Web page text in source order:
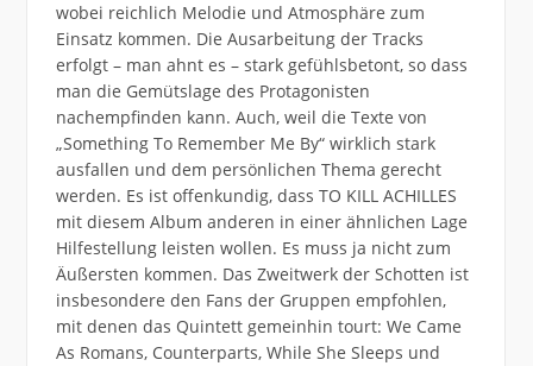
wobei reichlich Melodie und Atmosphäre zum
Einsatz kommen. Die Ausarbeitung der Tracks
erfolgt – man ahnt es – stark gefühlsbetont, so dass
man die Gemütslage des Protagonisten
nachempfinden kann. Auch, weil die Texte von
„Something To Remember Me By“ wirklich stark
ausfallen und dem persönlichen Thema gerecht
werden. Es ist offenkundig, dass TO KILL ACHILLES
mit diesem Album anderen in einer ähnlichen Lage
Hilfestellung leisten wollen. Es muss ja nicht zum
Äußersten kommen. Das Zweitwerk der Schotten ist
insbesondere den Fans der Gruppen empfohlen,
mit denen das Quintett gemeinhin tourt: We Came
As Romans, Counterparts, While She Sleeps und